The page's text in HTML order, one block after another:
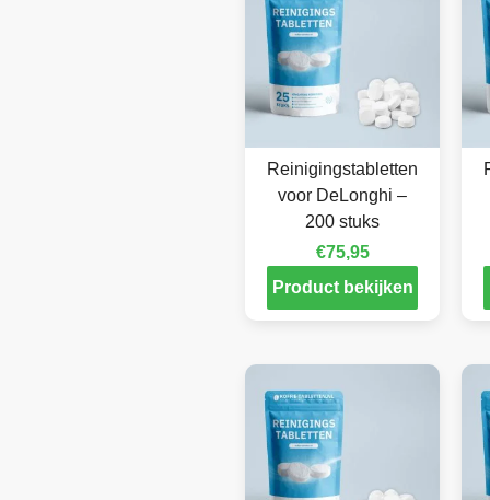
Reinigingstabletten
voor DeLonghi –
200 stuks
€75,95
Product bekijken